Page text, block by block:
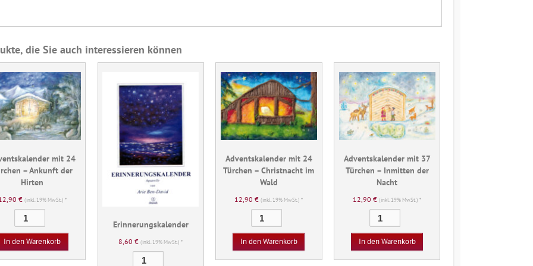
die Sie auch interessieren können
mit 24
– Ankunft der
Hirten
€ (inkl. 19% MwSt.) *
mit
24
Türchen
In den Warenkorb
Erinnerungskalender
8,60€ (inkl. 19% MwSt.) *
Adventskalender mit 24
Türchen – Christnacht im
Wald
12,90€ (inkl. 19% MwSt.) *
mit
24
Türchen
In den Warenkorb
Adventskalender mit 37
Türchen – Inmitten der
Nacht
12,90€ (inkl. 19% MwSt.) *
mit
37
Türchen
In den Warenkorb